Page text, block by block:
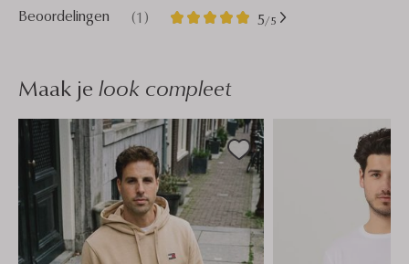
Beoordelingen (1) 5/5
1
5
Maak je look compleet